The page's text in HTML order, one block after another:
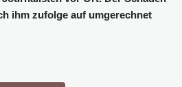
ihm zufolge auf umgerechnet